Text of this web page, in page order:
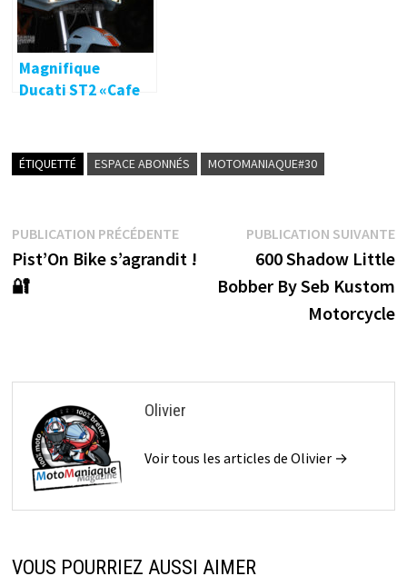
Magnifique
Ducati ST2 «Cafe
ÉTIQUETTÉ ESPACE ABONNÉS MOTOMANIAQUE#30
Navigation
de
l’article
PUBLICATION PRÉCÉDENTEPublication
précédente :
Pist’On Bike s’agrandit !
🔐
PUBLICATION SUIVANTE
600 Shadow Little
Bobber By Seb Kustom
Motorcycle
Olivier
Voir tous les articles de Olivier →
VOUS POURRIEZ AUSSI AIMER